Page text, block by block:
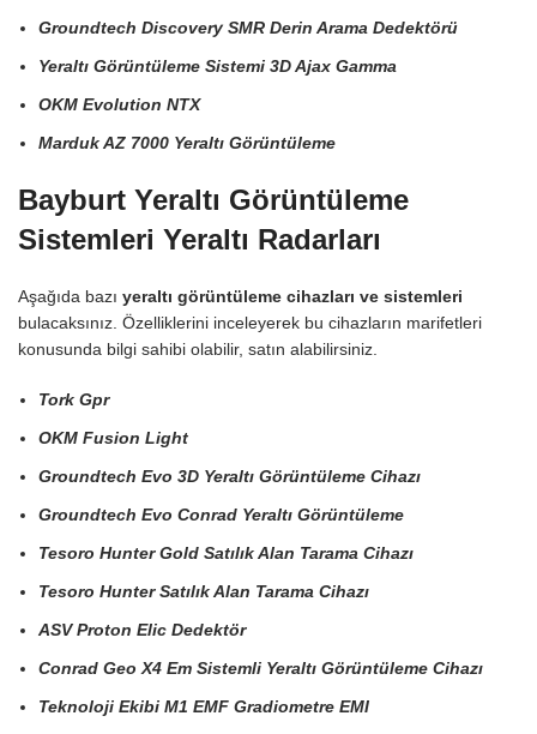
Groundtech Discovery SMR Derin Arama Dedektörü
Yeraltı Görüntüleme Sistemi 3D Ajax Gamma
OKM Evolution NTX
Marduk AZ 7000 Yeraltı Görüntüleme
Bayburt Yeraltı Görüntüleme
Sistemleri Yeraltı Radarları
Aşağıda bazı yeraltı görüntüleme cihazları ve sistemleri
bulacaksınız. Özelliklerini inceleyerek bu cihazların marifetleri
konusunda bilgi sahibi olabilir, satın alabilirsiniz.
Tork Gpr
OKM Fusion Light
Groundtech Evo 3D Yeraltı Görüntüleme Cihazı
Groundtech Evo Conrad Yeraltı Görüntüleme
Tesoro Hunter Gold Satılık Alan Tarama Cihazı
Tesoro Hunter Satılık Alan Tarama Cihazı
ASV Proton Elic Dedektör
Conrad Geo X4 Em Sistemli Yeraltı Görüntüleme Cihazı
Teknoloji Ekibi M1 EMF Gradiometre EMI